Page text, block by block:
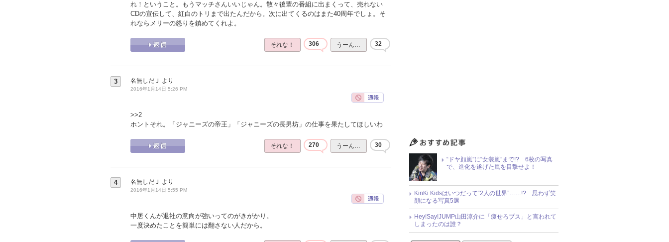
れ！ということ。もうマッチさんいいじゃん。散々後輩の番組に出まくって、売れない
CDの宣伝して、紅白のトリまで出たんだから。次に出てくるのはまた40周年でしょ。そ
れならメリーの怒りを鎮めてくれよ。
それな！ 306 うーん… 32
3 名無しだＪ より
2016年1月14日 5:26 PM
>>2
ホントそれ。「ジャニーズの帝王」「ジャニーズの長男坊」の仕事を果たしてほしいわ
それな！ 270 うーん… 30
4 名無しだＪ より
2016年1月14日 5:55 PM
中居くんが退社の意向が強いってのがきがかり。
一度決めたことを簡単には翻さない人だから。
“ドヤ顔嵐”に“女装嵐”まで!? 6枚の写真
で、進化を遂げた嵐を目撃せよ！
KinKi Kidsはいつだって“2人の世界”……!? 思わず笑
顔になる写真5選
Hey!Say!JUMP山田涼介に「痩せろブス」と言われて
しまったのは誰？